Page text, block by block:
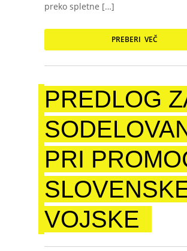
preko spletne […]
PREBERI VEČ
PREDLOG
PRI
VOJSKE